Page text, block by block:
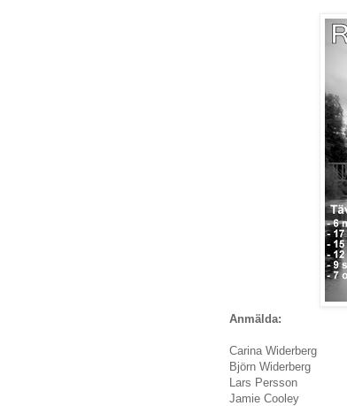
Anmälda:
Carina Widerberg
Björn Widerberg
Lars Persson
Jamie Cooley